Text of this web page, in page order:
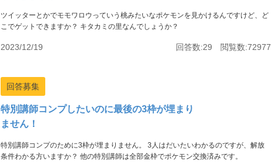
ツイッターとかでモモワロウっていう桃みたいなポケモンを見かけるんですけど、ど
こでゲットできますか？ キタカミの里なんでしょうか？
2023/12/19 回答数:29 閲覧数:72977
回答募集
特別講師コンプしたいのに最後の3枠が埋まり
ません！
特別講師コンプのために3枠が埋まりません。 3人はだいたいわかるのですが、解放
条件わかる方いますか？ 他の特別講師は全部金枠でポケモン交換済みです。